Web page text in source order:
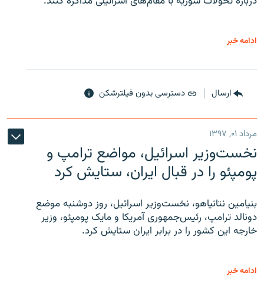
ادامه خبر
ارسال دسترسی بدون فیلترشکن
مرداد ۰۱, ۱۳۹۷
نخست‌وزیر اسرائیل، مواضع ترامپ و
پومپئو را در قبال ایران، ستایش کرد
بنیامین نتانیاهو، نخست‌وزیر اسرائیل، روز دوشنبه موضع
دونالد ترامپ، رئیس‌جمهوری آمریکا و مایک پومپئو، وزیر
خارجه این کشور را در برابر ایران ستایش کرد.
ادامه خبر